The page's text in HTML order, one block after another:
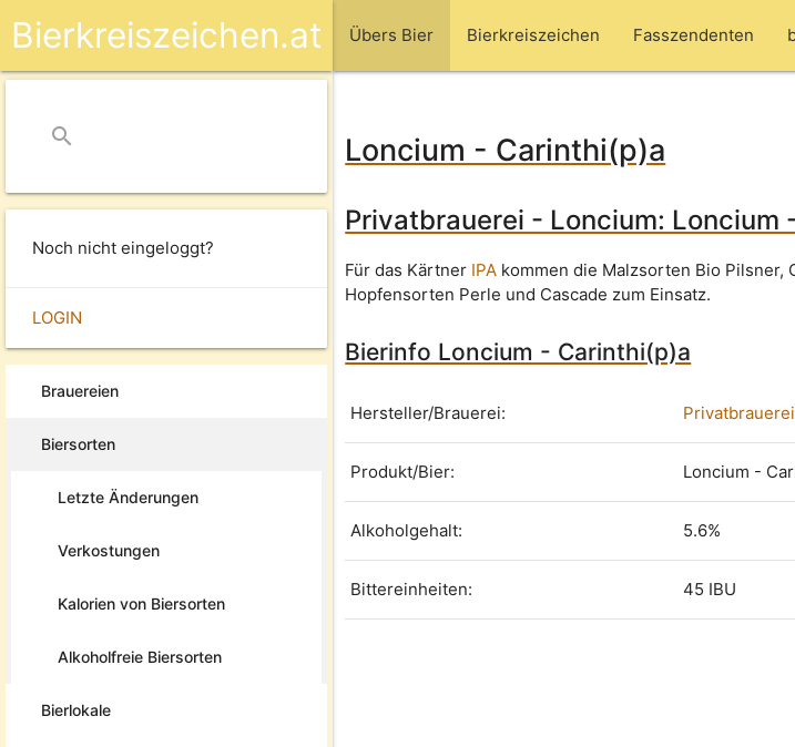
Übers Bier Bierkreiszeichen Fasszendenten
Bierkreiszeichen.at
search
Noch nicht eingeloggt?
LOGIN
Brauereien
Biersorten
Letzte Änderungen
Verkostungen
Kalorien von Biersorten
Alkoholfreie Biersorten
Bierlokale
Loncium - Carinthi(p)a
Privatbrauerei - Loncium: Loncium
Für das Kärtner IPA kommen die Malzsorten Bio Pilsner,
Hopfensorten Perle und Cascade zum Einsatz.
Bierinfo Loncium - Carinthi(p)a
Hersteller/Brauerei:
Produkt/Bier: Loncium -
Alkoholgehalt: 5.6%
Bittereinheiten: 45 IBU